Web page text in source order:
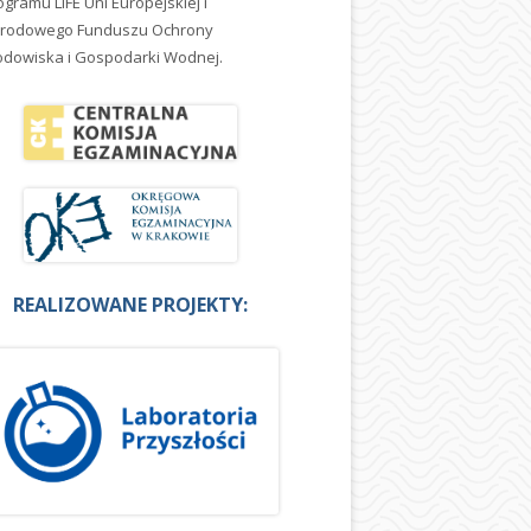
Funduszu Ochrony
i Gospodarki Wodnej.
REALIZOWANE PROJEKTY: